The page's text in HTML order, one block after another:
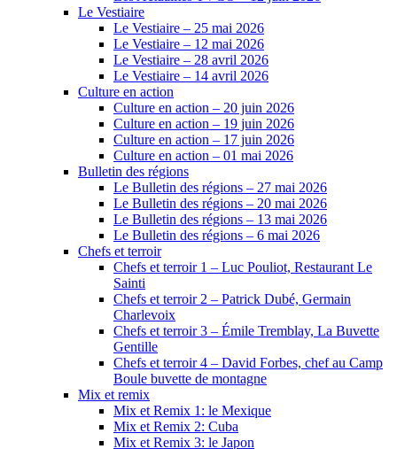
Le Vestiaire
Le Vestiaire – 25 mai 2026
Le Vestiaire – 12 mai 2026
Le Vestiaire – 28 avril 2026
Le Vestiaire – 14 avril 2026
Culture en action
Culture en action – 20 juin 2026
Culture en action – 19 juin 2026
Culture en action – 17 juin 2026
Culture en action – 01 mai 2026
Bulletin des régions
Le Bulletin des régions – 27 mai 2026
Le Bulletin des régions – 20 mai 2026
Le Bulletin des régions – 13 mai 2026
Le Bulletin des régions – 6 mai 2026
Chefs et terroir
Chefs et terroir 1 – Luc Pouliot, Restaurant Le
Sainti
Chefs et terroir 2 – Patrick Dubé, Germain
Charlevoix
Chefs et terroir 3 – Émile Tremblay, La Buvette
Gentille
Chefs et terroir 4 – David Forbes, chef au Camp
Boule buvette de montagne
Mix et remix
Mix et Remix 1: le Mexique
Mix et Remix 2: Cuba
Mix et Remix 3: le Japon